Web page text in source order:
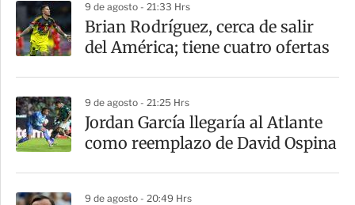
a
r
t
i
r
9 de agosto - 21:33 Hrs
Brian Rodríguez, cerca de salir
del América; tiene cuatro ofertas
9 de agosto - 21:25 Hrs
Jordan García llegaría al Atlante
como reemplazo de David Ospina
9 de agosto - 20:49 Hrs